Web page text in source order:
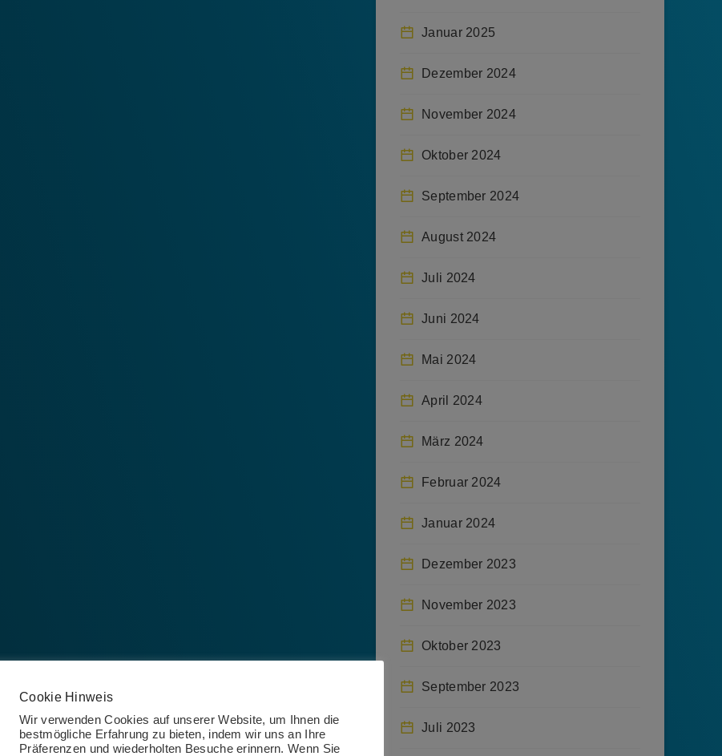
Januar 2025
Dezember 2024
November 2024
Oktober 2024
September 2024
August 2024
Juli 2024
Juni 2024
Mai 2024
April 2024
März 2024
Februar 2024
Januar 2024
Dezember 2023
November 2023
Oktober 2023
September 2023
Juli 2023
Cookie Hinweis
Wir verwenden Cookies auf unserer Website, um Ihnen die
bestmögliche Erfahrung zu bieten, indem wir uns an Ihre
Präferenzen und wiederholten Besuche erinnern. Wenn Sie